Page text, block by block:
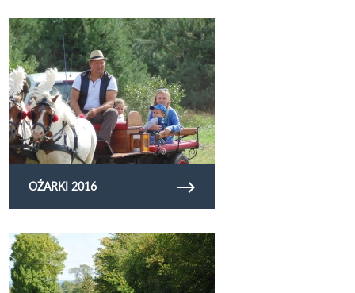
OŻARKI 2016
Obejrzyj galerię zdjęć Ożarki 2016
Obejrzyj galerię zdjęć drogi wjazdowe